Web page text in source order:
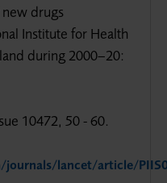
drugs
Institute for Health
during 2000–20:
10472, 50 - 60.
lancet/article/